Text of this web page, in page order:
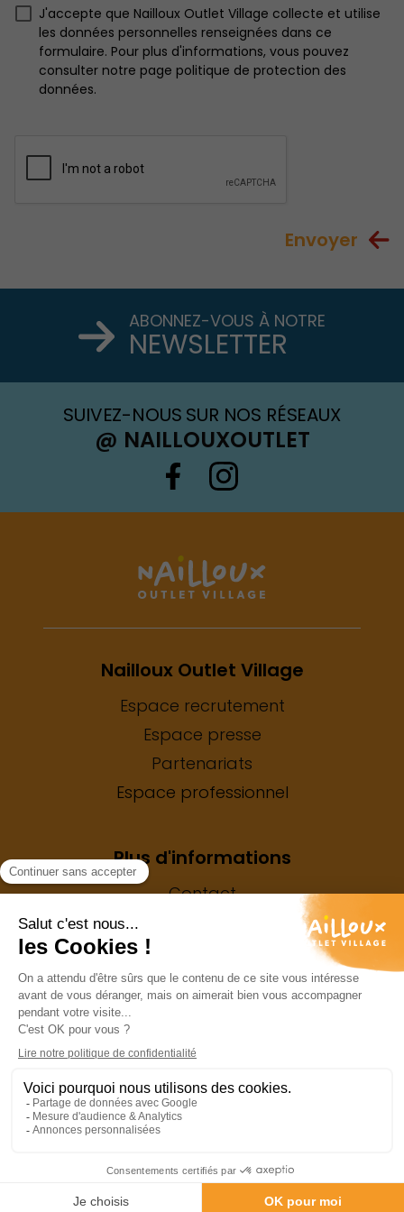
J'accepte que Nailloux Outlet Village collecte et utilise
les données personnelles renseignées dans ce
formulaire. Pour plus d'informations, vous pouvez
consulter notre page politique de protection des
données.
Envoyer
ABONNEZ-VOUS À NOTRE
NEWSLETTER
SUIVEZ-NOUS SUR NOS RÉSEAUX
@ NAILLOUXOUTLET
Nailloux Outlet Village
Espace recrutement
Espace presse
Partenariats
Espace professionnel
Plus d'informations
Contact
Mentions légales
My Moments Business
My Moments Business